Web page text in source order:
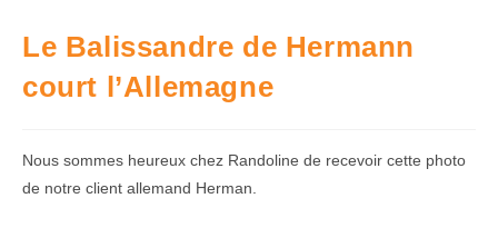
Le Balissandre de Hermann
court l’Allemagne
Nous sommes heureux chez Randoline de recevoir cette photo
de notre client allemand Herman.